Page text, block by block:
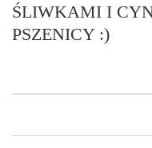
ŚLIWKAMI I
PSZENICY :)